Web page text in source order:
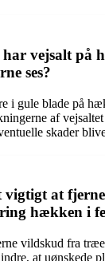
vejsalt på
ses?
i gule blade på
af
skader
vigtigt at
hækken i
vildskud fra
at uønskede